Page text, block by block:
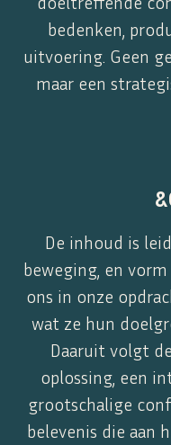
bedenken,
uitvoering. Geen
maar een
De inhoud is
beweging, en
ons in onze
wat ze hun
Daaruit volgt
oplossing, een
grootschalige
belevenis die aan